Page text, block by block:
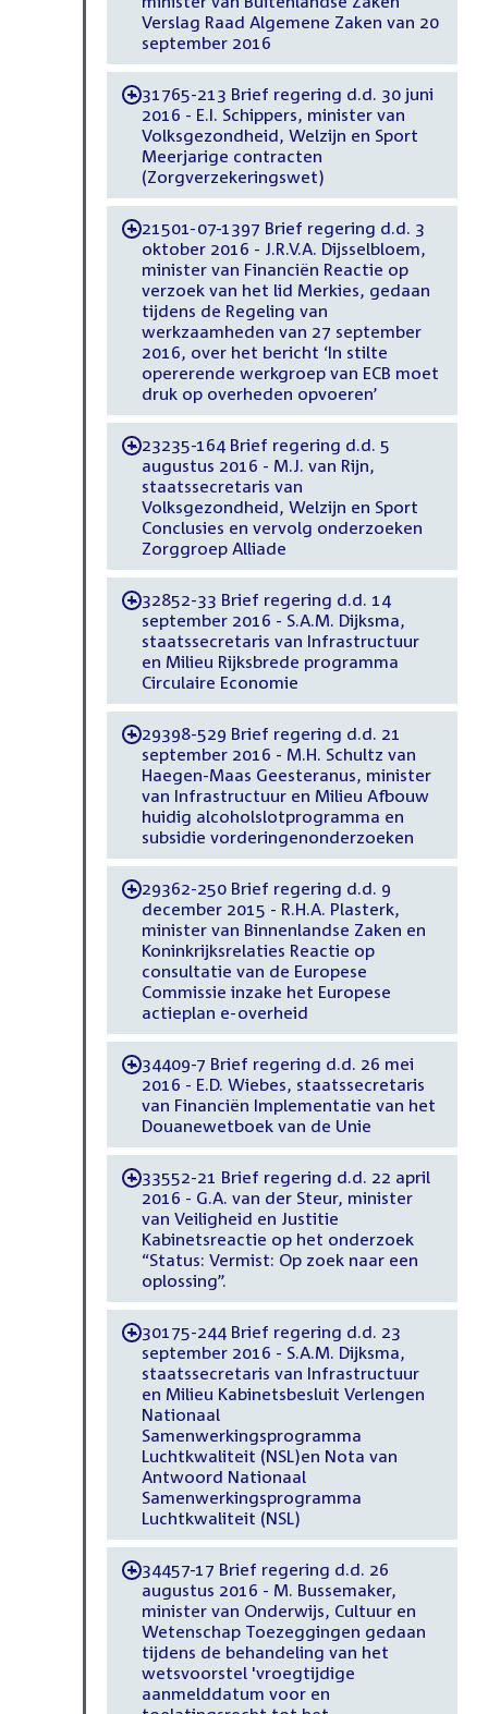
Verslag Raad Algemene Zaken van 20
september 2016
-31765-213 Brief regering d.d. 30 juni
2016 - E.I. Schippers, minister van
Volksgezondheid, Welzijn en Sport
Meerjarige contracten
(Zorgverzekeringswet)
-21501-07-1397 Brief regering d.d. 3
oktober 2016 - J.R.V.A. Dijsselbloem,
minister van Financiën Reactie op
verzoek van het lid Merkies, gedaan
tijdens de Regeling van
werkzaamheden van 27 september
2016, over het bericht ‘In stilte
opererende werkgroep van ECB moet
druk op overheden opvoeren’
-23235-164 Brief regering d.d. 5
augustus 2016 - M.J. van Rijn,
staatssecretaris van
Volksgezondheid, Welzijn en Sport
Conclusies en vervolg onderzoeken
Zorggroep Alliade
-32852-33 Brief regering d.d. 14
september 2016 - S.A.M. Dijksma,
staatssecretaris van Infrastructuur
en Milieu Rijksbrede programma
Circulaire Economie
-29398-529 Brief regering d.d. 21
september 2016 - M.H. Schultz van
Haegen-Maas Geesteranus, minister
van Infrastructuur en Milieu Afbouw
huidig alcoholslotprogramma en
subsidie vorderingenonderzoeken
-29362-250 Brief regering d.d. 9
december 2015 - R.H.A. Plasterk,
minister van Binnenlandse Zaken en
Koninkrijksrelaties Reactie op
consultatie van de Europese
Commissie inzake het Europese
actieplan e-overheid
-34409-7 Brief regering d.d. 26 mei
2016 - E.D. Wiebes, staatssecretaris
van Financiën Implementatie van het
Douanewetboek van de Unie
-33552-21 Brief regering d.d. 22 april
2016 - G.A. van der Steur, minister
van Veiligheid en Justitie
Kabinetsreactie op het onderzoek
“Status: Vermist: Op zoek naar een
oplossing”.
-30175-244 Brief regering d.d. 23
september 2016 - S.A.M. Dijksma,
staatssecretaris van Infrastructuur
en Milieu Kabinetsbesluit Verlengen
Nationaal
Samenwerkingsprogramma
Luchtkwaliteit (NSL)en Nota van
Antwoord Nationaal
Samenwerkingsprogramma
Luchtkwaliteit (NSL)
-34457-17 Brief regering d.d. 26
augustus 2016 - M. Bussemaker,
minister van Onderwijs, Cultuur en
Wetenschap Toezeggingen gedaan
tijdens de behandeling van het
wetsvoorstel 'vroegtijdige
aanmelddatum voor en